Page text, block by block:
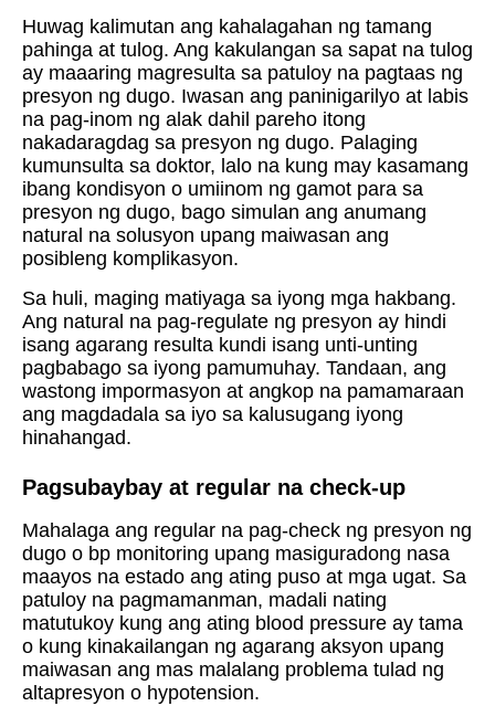
Huwag kalimutan ang kahalagahan ng tamang
pahinga at tulog. Ang kakulangan sa sapat na tulog
ay maaaring magresulta sa patuloy na pagtaas ng
presyon ng dugo. Iwasan ang paninigarilyo at labis
na pag-inom ng alak dahil pareho itong
nakadaragdag sa presyon ng dugo. Palaging
kumunsulta sa doktor, lalo na kung may kasamang
ibang kondisyon o umiinom ng gamot para sa
presyon ng dugo, bago simulan ang anumang
natural na solusyon upang maiwasan ang
posibleng komplikasyon.
Sa huli, maging matiyaga sa iyong mga hakbang.
Ang natural na pag-regulate ng presyon ay hindi
isang agarang resulta kundi isang unti-unting
pagbabago sa iyong pamumuhay. Tandaan, ang
wastong impormasyon at angkop na pamamaraan
ang magdadala sa iyo sa kalusugang iyong
hinahangad.
Pagsubaybay at regular na check-up
Mahalaga ang regular na pag-check ng presyon ng
dugo o bp monitoring upang masiguradong nasa
maayos na estado ang ating puso at mga ugat. Sa
patuloy na pagmamanman, madali nating
matutukoy kung ang ating blood pressure ay tama
o kung kinakailangan ng agarang aksyon upang
maiwasan ang mas malalang problema tulad ng
altapresyon o hypotension.